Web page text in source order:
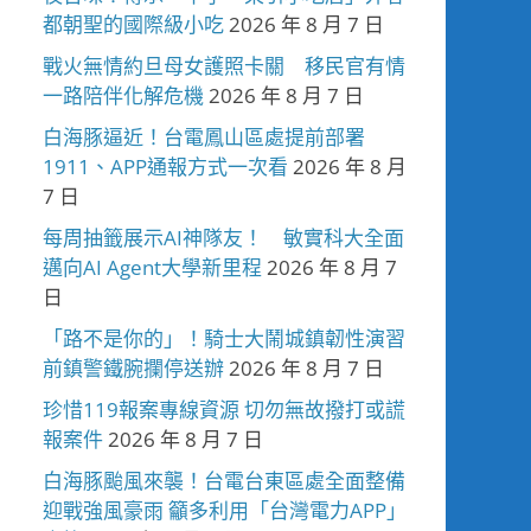
都朝聖的國際級小吃2026 年 8 月 7 日
戰火無情約旦母女護照卡關 移民官有情
一路陪伴化解危機2026 年 8 月 7 日
白海豚逼近！台電鳳山區處提前部署
1911、APP通報方式一次看 2026 年 8 月
7 日
每周抽籤展示AI神隊友！ 敏實科大全面
邁向AI Agent大學新里程 2026 年 8 月 7
日
「路不是你的」！騎士大鬧城鎮韌性演習
前鎮警鐵腕攔停送辦2026 年 8 月 7 日
珍惜119報案專線資源 切勿無故撥打或謊
報案件2026 年 8 月 7 日
白海豚颱風來襲！台電台東區處全面整備
迎戰強風豪雨 籲多利用「台灣電力APP」